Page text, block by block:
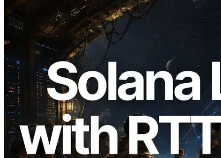
2026.08.05
ERPC erweitert Solana Leader Slot API
um Ping-Messung aus 7 globalen
Regionen — Validators Information API